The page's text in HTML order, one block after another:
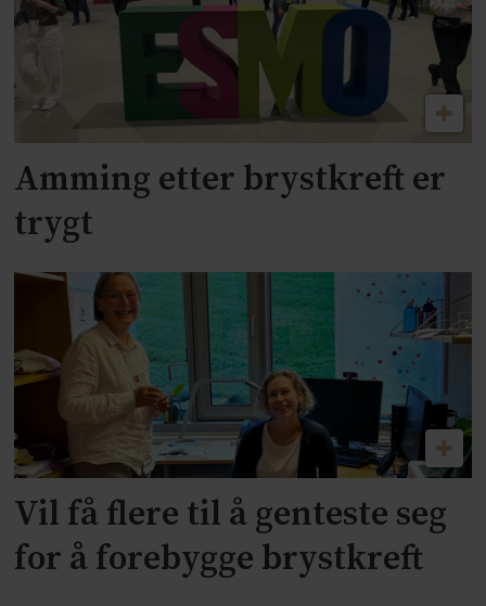
Amming etter brystkreft er
trygt
Vil få flere til å genteste seg
for å forebygge brystkreft